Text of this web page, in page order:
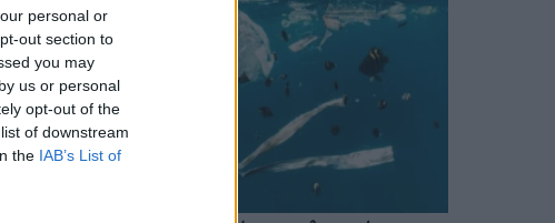
personal or
out section to
you may
us or personal
opt-out of the
of downstream
the IAB’s List of